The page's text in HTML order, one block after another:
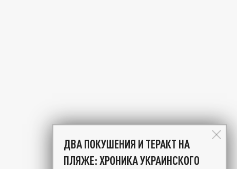
ДВА ПОКУШЕНИЯ И ТЕРАКТ НА
ПЛЯЖЕ: ХРОНИКА УКРАИНСКОГО